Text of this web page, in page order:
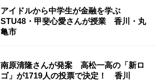
アイドルから中学生が金融を学ぶ
STU48・甲斐心愛さんが授業 香川・丸
亀市
南原清隆さんが発案 高松一高の「新ロ
ゴ」が1719人の投票で決定！ 香川